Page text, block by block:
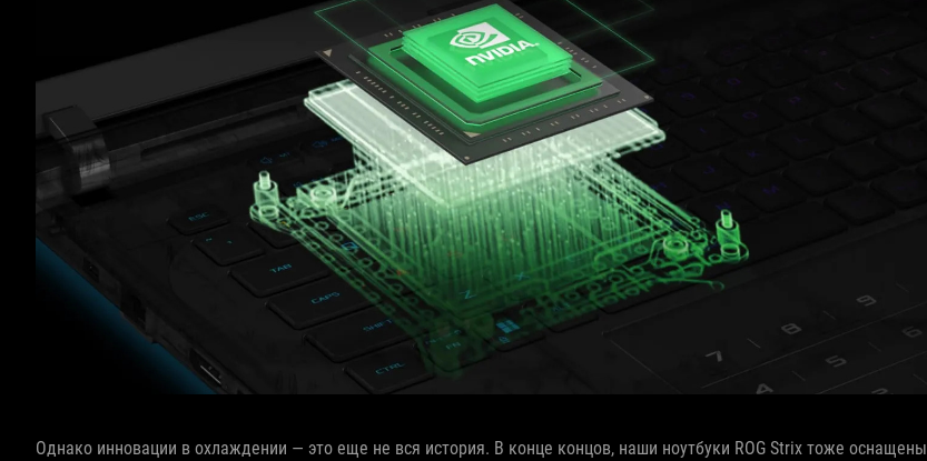
Однако инновации в охлаждении — это еще не вся история. В конце концов, наши ноутбуки ROG Strix тоже оснащены